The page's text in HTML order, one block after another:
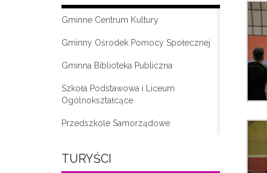
Gminne Centrum Kultury
Gminny Ośrodek Pomocy Społecznej
„Moda na seniora – klub seniora w
Gminna Biblioteka Publiczna
Szkoła Podstawowa i Liceum
Ogólnokształcące
Przedszkole Samorządowe
TURYŚCI